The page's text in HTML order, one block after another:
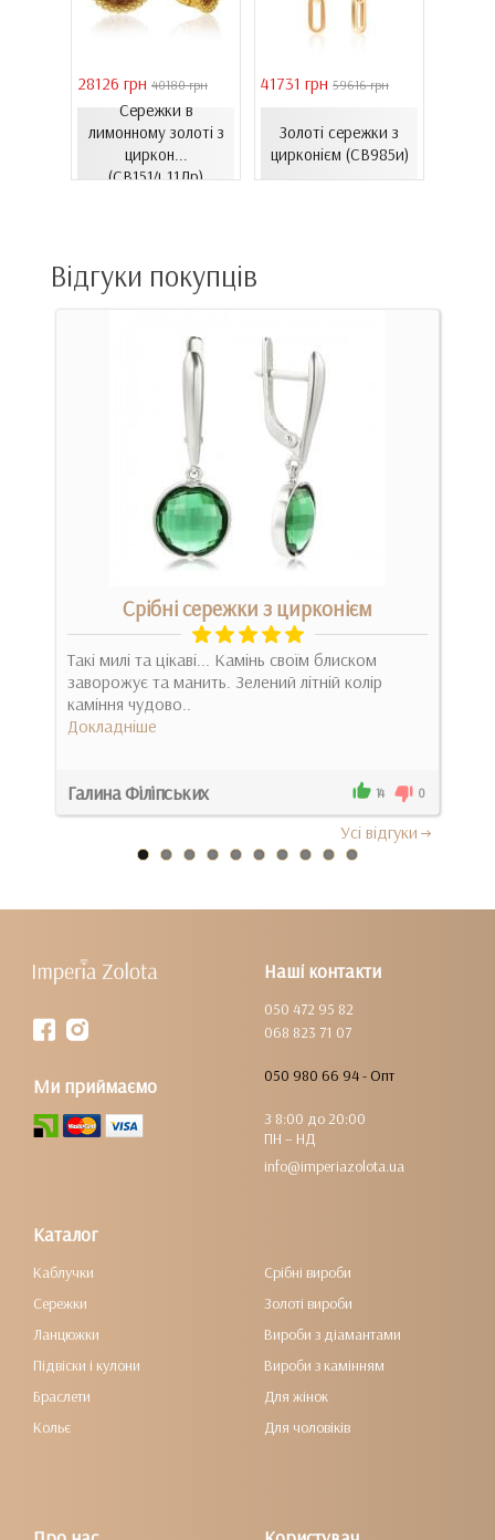
28126 грн 40180 грн
Сережки в
лимонному золоті з
циркон...
(СВ1514.11Лр)
41731 грн 59616 грн
Золоті сережки з
цирконієм (СВ985и)
Відгуки покупців
Срібні сережки з цирконієм
Такі милі та цікаві... Камінь своїм блиском
заворожує та манить. Зелений літній колір
каміння чудово..
Докладніше
Галина Філіпських 14 0
Усi вiдгуки
Наші контакти
050 472 95 82
068 823 71 07
050 980 66 94 - Опт
З 8:00 до 20:00
ПН – НД
info@imperiazolota.ua
Ми приймаємо
Каталог
Каблучки
Сережки
Ланцюжки
Підвіски і кулони
Браслети
Кольє
Срібні вироби
Золоті вироби
Вироби з діамантами
Вироби з камінням
Для жінок
Для чоловіків